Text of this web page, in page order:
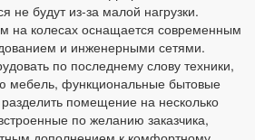
не будут из-за малой нагрузки.
на колесах оснащается современным
и инженерными сетями.
по последнему слову техники,
мебель, функциональные бытовые
помещение на несколько
по желанию заказчика,